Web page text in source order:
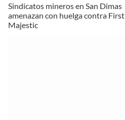
Sindicatos mineros en San Dimas
amenazan con huelga contra First
Majestic